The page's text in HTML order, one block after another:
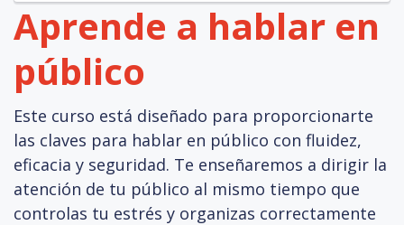
Aprende a hablar en
público
Este curso está diseñado para proporcionarte
las claves para hablar en público con fluidez,
eficacia y seguridad. Te enseñaremos a dirigir la
atención de tu público al mismo tiempo que
controlas tu estrés y organizas correctamente